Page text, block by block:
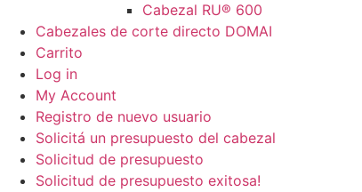
Cabezal RU® 600
Cabezales de corte directo DOMAI
Carrito
Log in
My Account
Registro de nuevo usuario
Solicitá un presupuesto del cabezal
Solicitud de presupuesto
Solicitud de presupuesto exitosa!